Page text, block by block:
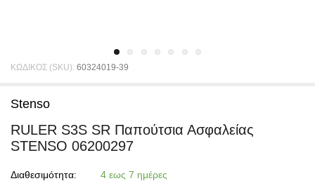
ΚΩΔΙΚΟΣ (SKU): 60324019-39
Stenso
RULER S3S SR Παπούτσια Ασφαλείας
STENSO 06200297
Διαθεσιμότητα: 4 εως 7 ημέρες